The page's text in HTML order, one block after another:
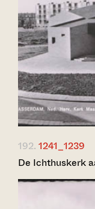
192. 1241_1239
De Ichthuskerk